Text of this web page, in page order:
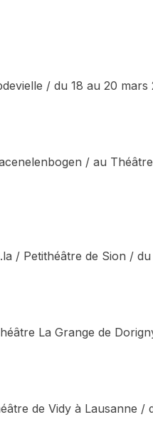
/ du 18 au 20
/ au
/ Petithéâtre de Sion /
La Grange de
de Vidy à Lausanne